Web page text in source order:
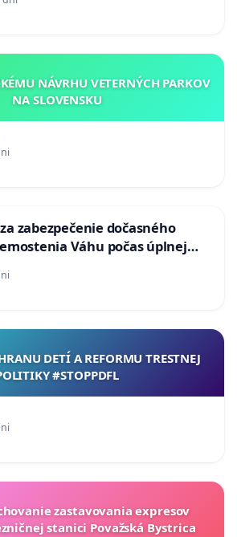
NÁVRHU VETERNÝCH PARKOV
NA SLOVENSKU
zabezpečenie dočasného
Váhu počas úplnej
mosta v Komárne
DETÍ A REFORMU TRESTNEJ
#STOPPDFL
zastavovania expresov
stanici Považská Bystrica